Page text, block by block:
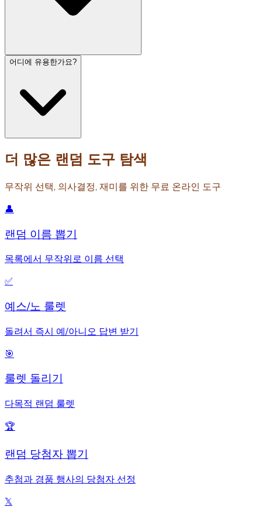
어디에 유용한가요?
더 많은 랜덤 도구 탐색
무작위 선택, 의사결정, 재미를 위한 무료 온라인 도구
👤
랜덤 이름 뽑기
목록에서 무작위로 이름 선택
✅
예스/노 룰렛
돌려서 즉시 예/아니오 답변 받기
🎯
룰렛 돌리기
다목적 랜덤 룰렛
🏆
랜덤 당첨자 뽑기
추첨과 경품 행사의 당첨자 선정
𝕏